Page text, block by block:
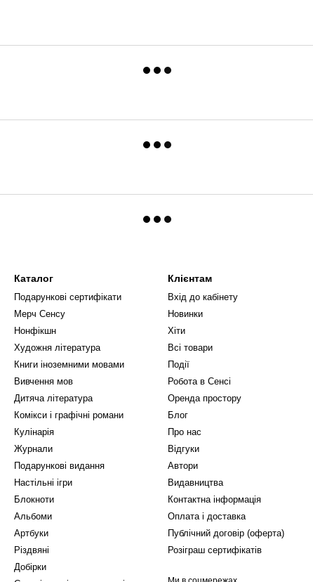
Каталог
Подарункові сертифікати
Мерч Сенсу
Нонфікшн
Художня література
Книги іноземними мовами
Вивчення мов
Дитяча література
Комікси і графічні романи
Кулінарія
Журнали
Подарункові видання
Настільні ігри
Блокноти
Альбоми
Артбуки
Різдвяні
Добірки
Клієнтам
Вхід до кабінету
Новинки
Хіти
Всі товари
Події
Робота в Сенсі
Оренда простору
Блог
Про нас
Відгуки
Автори
Видавництва
Контактна інформація
Оплата і доставка
Публічний договір (оферта)
Розіграш сертифікатів